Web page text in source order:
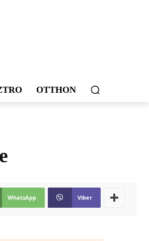
OTTHON
WhatsApp Viber